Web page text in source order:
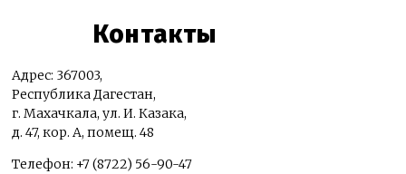
Контакты
Адрес: 367003,
Республика Дагестан,
г. Махачкала, ул. И. Казака,
д. 47, кор. А, помещ. 48
Телефон: +7 (8722) 56-90-47